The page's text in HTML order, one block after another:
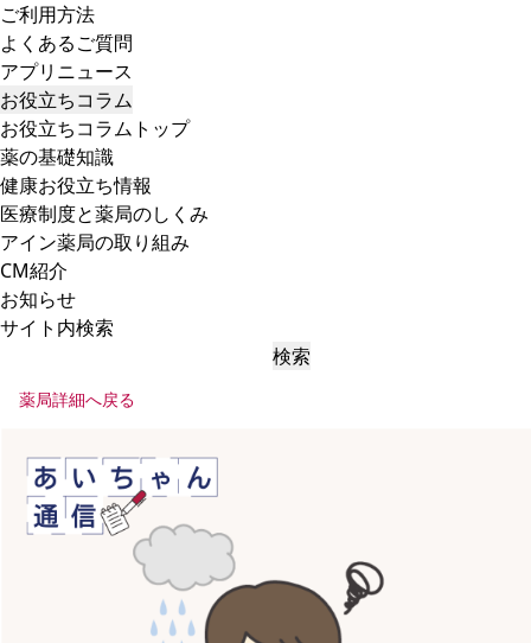
ご利用方法
よくあるご質問
アプリニュース
お役立ちコラム
お役立ちコラムトップ
薬の基礎知識
健康お役立ち情報
医療制度と薬局のしくみ
アイン薬局の取り組み
CM紹介
お知らせ
サイト内検索
検索
薬局詳細へ戻る